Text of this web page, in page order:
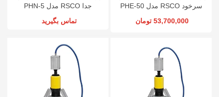
سرخود RSCO مدل PHE-50
53,700,000 تومان
جدا RSCO مدل PHN-5
تماس بگیرید